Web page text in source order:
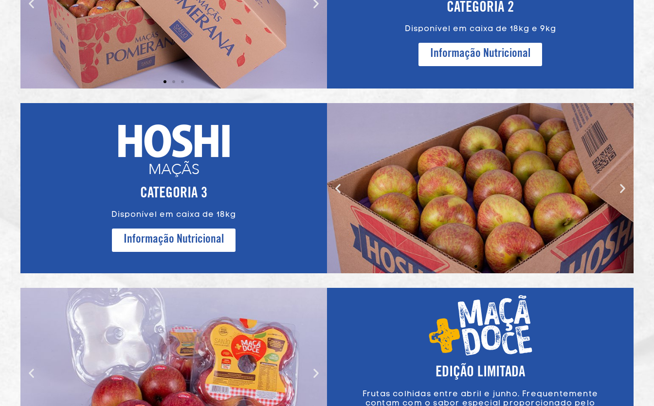
CATEGORIA 2
Disponível em caixa de 18kg e 9kg
Informação Nutricional
CATEGORIA 3
Disponível em caixa de 18kg
Informação Nutricional
EDIÇÃO LIMITADA
Frutas colhidas entre abril e junho. Frequentemente
contam com o sabor especial proporcionado pelo